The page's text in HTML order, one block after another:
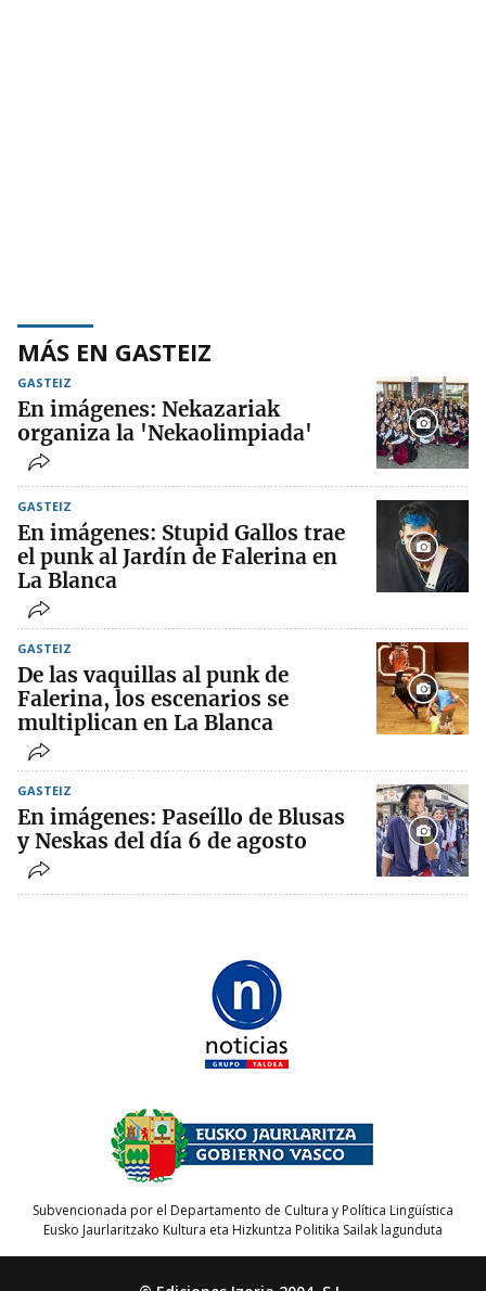
MÁS EN GASTEIZ
GASTEIZ
En imágenes: Nekazariak
organiza la 'Nekaolimpiada'
GASTEIZ
En imágenes: Stupid Gallos trae
el punk al Jardín de Falerina en
La Blanca
GASTEIZ
De las vaquillas al punk de
Falerina, los escenarios se
multiplican en La Blanca
GASTEIZ
En imágenes: Paseíllo de Blusas
y Neskas del día 6 de agosto
Subvencionada por el Departamento de Cultura y Política Lingüística
Eusko Jaurlaritzako Kultura eta Hizkuntza Politika Sailak lagunduta